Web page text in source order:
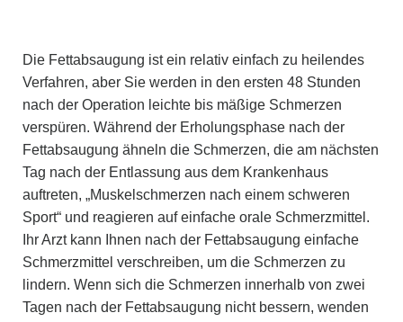
Die Fettabsaugung ist ein relativ einfach zu heilendes
Verfahren, aber Sie werden in den ersten 48 Stunden
nach der Operation leichte bis mäßige Schmerzen
verspüren. Während der Erholungsphase nach der
Fettabsaugung ähneln die Schmerzen, die am nächsten
Tag nach der Entlassung aus dem Krankenhaus
auftreten, „Muskelschmerzen nach einem schweren
Sport“ und reagieren auf einfache orale Schmerzmittel.
Ihr Arzt kann Ihnen nach der Fettabsaugung einfache
Schmerzmittel verschreiben, um die Schmerzen zu
lindern. Wenn sich die Schmerzen innerhalb von zwei
Tagen nach der Fettabsaugung nicht bessern, wenden